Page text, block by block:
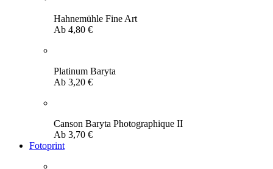
Hahnemühle Fine Art
Ab 4,80 €
Platinum Baryta
Ab 3,20 €
Canson Baryta Photographique II
Ab 3,70 €
Fotoprint